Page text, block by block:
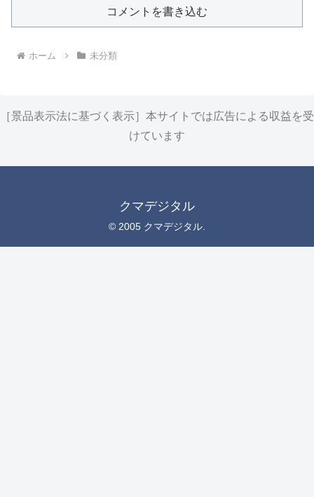
コメントを書き込む
ホーム 未分類
［景品表示法に基づく表示］本サイトでは広告による収益を受
けています
クマデジタル
© 2005 クマデジタル.